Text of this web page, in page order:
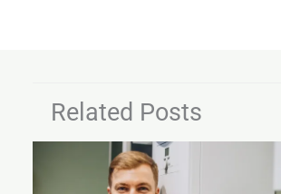
Related Posts